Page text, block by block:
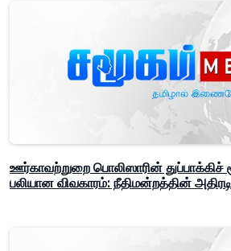
ஊர்காவற்றுறை பொலிஸாரின் துப்பாக்கிச்
பலியான விவகாரம்: நீதிமன்றத்தின்